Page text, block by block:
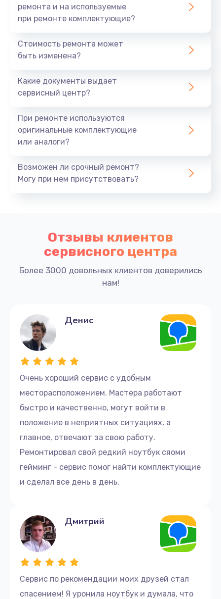
ремонта и на используемые
при ремонте комплектующие?
Стоимость ремонта может
быть изменена?
Какие документы выдает
сервисный центр?
При ремонте используются
оригинальные комплектующие
или аналоги?
Возможен ли срочный ремонт?
Могу при нем присутствовать?
Отзывы клиентов
сервисного центра
Более 3000 довольных клиентов доверились
нам!
Очень хороший сервис с удобным
месторасположением. Мастера работают
быстро и качественно, могут войти в
положение в неприятных ситуациях, а
главное, отвечают за свою работу.
Ремонтировал свой редкий ноутбук сяоми
гейминг - сервис помог найти комплектующие
и сделал все день в день.
Денис
Сервис по рекомендации моих друзей стал
спасением! Я уронила ноутбук и думала, что
Дмитрий